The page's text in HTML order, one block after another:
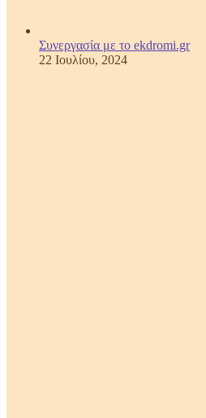
Συνεργασία με το ekdromi.gr
22 Ιουλίου, 2024